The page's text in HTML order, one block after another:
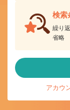
検索
繰り
省略
アカウ